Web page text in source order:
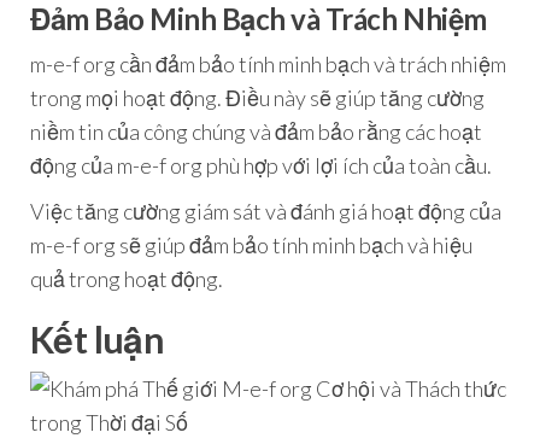
Đảm Bảo Minh Bạch và Trách Nhiệm
m-e-f org cần đảm bảo tính minh bạch và trách nhiệm
trong mọi hoạt động. Điều này sẽ giúp tăng cường
niềm tin của công chúng và đảm bảo rằng các hoạt
động của m-e-f org phù hợp với lợi ích của toàn cầu.
Việc tăng cường giám sát và đánh giá hoạt động của
m-e-f org sẽ giúp đảm bảo tính minh bạch và hiệu
quả trong hoạt động.
Kết luận